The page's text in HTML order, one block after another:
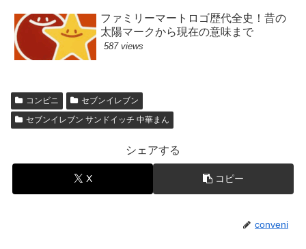
ファミリーマートロゴ歴代全史！昔の
太陽マークから現在の意味まで
587 views
コンビニ
セブンイレブン
セブンイレブン サンドイッチ 中華まん
シェアする
X コピー
conveni